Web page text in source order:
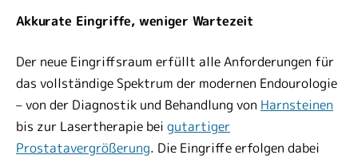
Akkurate Eingriffe, weniger Wartezeit
Der neue Eingriffsraum erfüllt alle Anforderungen für
das vollständige Spektrum der modernen Endourologie
– von der Diagnostik und Behandlung von Harnsteinen
bis zur Lasertherapie bei gutartiger
Prostatavergrößerung. Die Eingriffe erfolgen dabei